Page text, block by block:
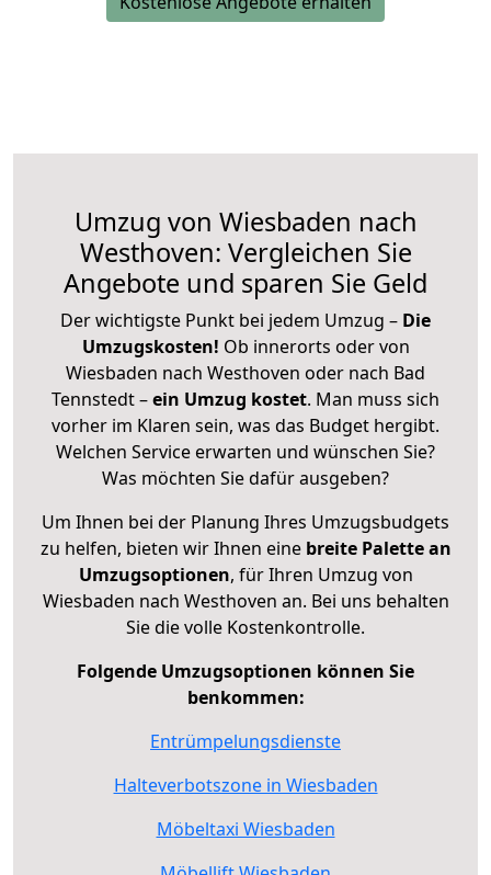
Umzug von Wiesbaden nach
Westhoven: Vergleichen Sie
Angebote und sparen Sie Geld
Der wichtigste Punkt bei jedem Umzug – Die
Umzugskosten! Ob innerorts oder von
Wiesbaden nach Westhoven oder nach Bad
Tennstedt –ein Umzug kostet. Man muss sich
vorher im Klaren sein, was das Budget hergibt.
Welchen Service erwarten und wünschen Sie?
Was möchten Sie dafür ausgeben?
Um Ihnen bei der Planung Ihres Umzugsbudgets
zu helfen, bieten wir Ihnen eine breite Palette an
Umzugsoptionen, für Ihren Umzug von
Wiesbaden nach Westhoven an. Bei uns behalten
Sie die volle Kostenkontrolle.
Folgende Umzugsoptionen können Sie
benkommen:
Entrümpelungsdienste
Halteverbotszone in Wiesbaden
Möbeltaxi Wiesbaden